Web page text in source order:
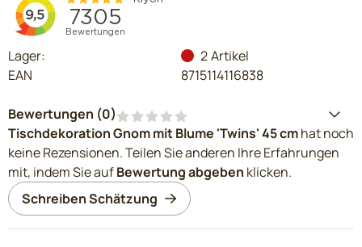
Lager: 2Artikel
EAN
8715114116838
Bewertungen (0)
Tischdekoration Gnom mit Blume 'Twins' 45 cmhat noch
keine Rezensionen. Teilen Sie anderen Ihre Erfahrungen
mit, indem Sie aufBewertung abgeben klicken.
Schreiben Schätzung